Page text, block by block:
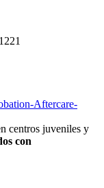
Aftercare-
centros juveniles y
con